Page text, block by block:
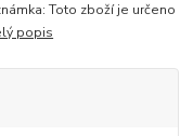
Toto zboží je určeno
popis